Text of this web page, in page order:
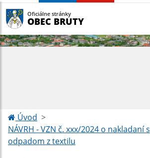
Oficiálne stránky
OBEC BRUTY
Úvod
NÁVRH - VZN č. xxx/2024 o nakladaní s
odpadom z textilu